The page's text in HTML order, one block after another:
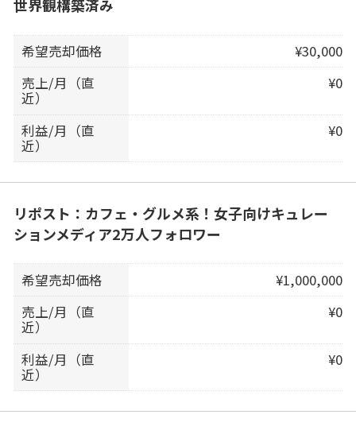
世界観構築済み
希望売却価格
¥30,000
売上/月（直
近）
¥0
利益/月（直
近）
¥0
リポスト：カフェ・グルメ系！女子向けキュレー
ションメディア2万人フォロワー
希望売却価格
¥1,000,000
売上/月（直
近）
¥0
利益/月（直
近）
¥0